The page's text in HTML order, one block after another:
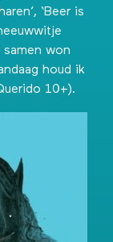
‘Beer is
samen won
houd ik
10+).